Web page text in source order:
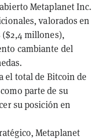
Metaplanet Inc.
valorados en
millones),
cambiante del
el total de Bitcoin de
parte de su
su posición en
Metaplanet